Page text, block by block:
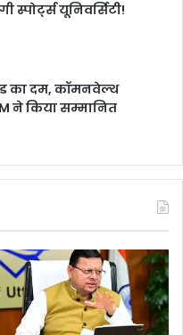
स्पोर्ट्स यूनिवर्सिटी!
का दम, कॉमनवेल्थ
ने किया सम्मानित